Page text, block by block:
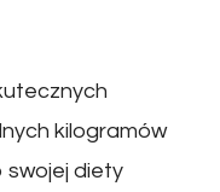
kilogramów
swojej diety